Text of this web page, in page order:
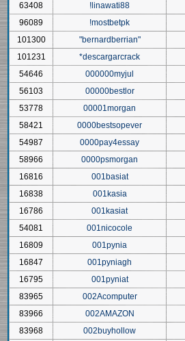
63408
!linawati88
96089
!mostbetpk
101300
"bernardberrian"
101231
*descargarcrack
54646
000000myjul
56103
00000bestlor
53778
00001morgan
58421
0000bestsopever
54987
0000pay4essay
58966
0000psmorgan
16816
001basiat
16838
001kasia
16786
001kasiat
54081
001nicocole
16809
001pynia
16847
001pyniagh
16795
001pyniat
83965
002Acomputer
83966
002AMAZON
83968
002buyhollow